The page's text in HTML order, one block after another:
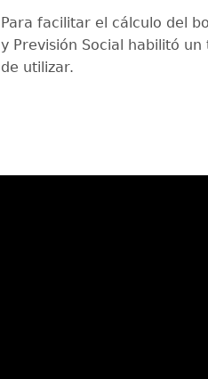
Para facilitar el cálculo del
y Previsión Social habilitó
de utilizar.